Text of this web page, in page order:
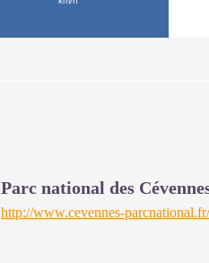
Parc national des
http://www.cevennes-parcnational.fr/